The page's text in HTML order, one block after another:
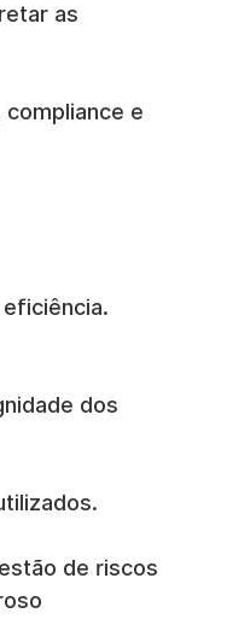
as
e
dos
de riscos